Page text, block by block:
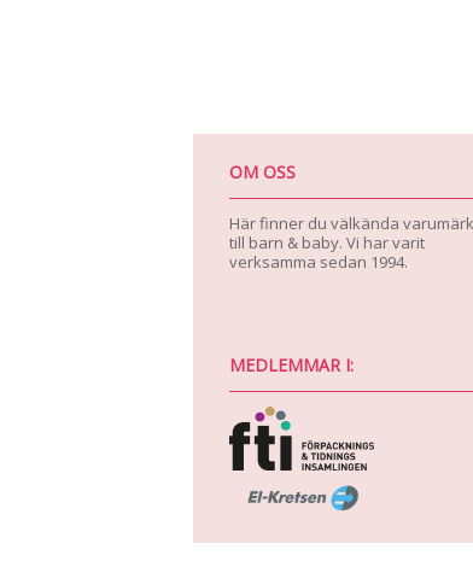
OM OSS
Här finner du välkända
till barn & baby. Vi har varit
verksamma sedan 1994.
MEDLEMMAR I: